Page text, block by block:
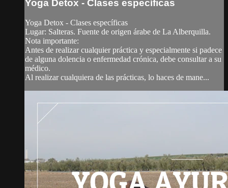
Yoga Detox - Clases específicas
Yoga Detox - Clases específicas
Lugar: Salteras. Fuente de origen árabe de La Alberquilla.
Nota importante:
Antes de realizar cualquier práctica y especialmente si padece
de alguna dolencia o enfermedad crónica, debe consultar a su
médico.
Al realizar cualquiera de las prácticas, lo haces de mane...